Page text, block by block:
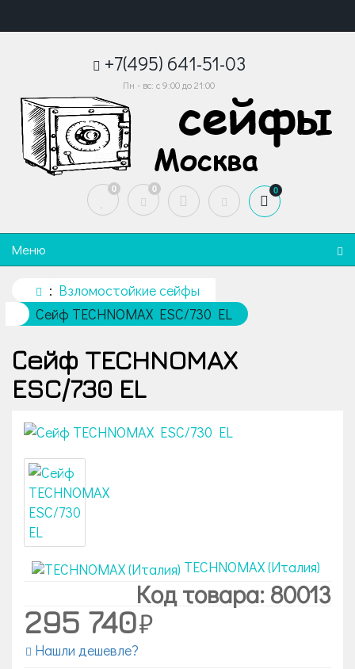
+7(495) 641-51-03
Пн - вс: с 9:00 до 21:00
0 0 0
Меню
Взломостойкие сейфы
Сейф TECHNOMAX ESC/730 EL
Сейф TECHNOMAX
ESC/730 EL
TECHNOMAX (Италия)
Код товара: 80013
295 740
Нашли дешевле?